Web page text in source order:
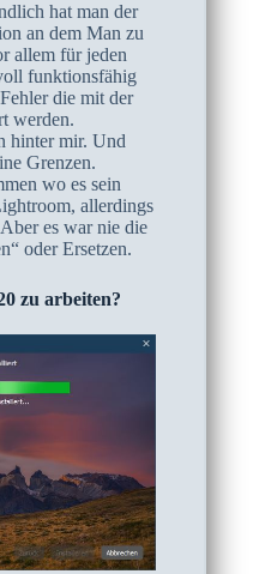
hat man der
an dem Man zu
allem für jeden
funktionsfähig
die mit der
werden.
hinter mir. Und
Grenzen.
wo es sein
allerdings
es war nie die
oder Ersetzen.
zu arbeiten?